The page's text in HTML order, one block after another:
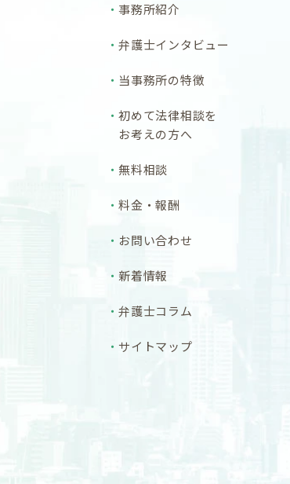
事務所紹介
弁護士インタビュー
当事務所の特徴
初めて法律相談を
お考えの方へ
無料相談
料金・報酬
お問い合わせ
新着情報
弁護士コラム
サイトマップ